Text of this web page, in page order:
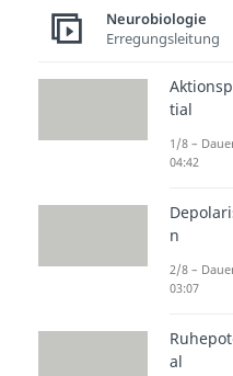
Neurobiologie
Erregungsleitung
tial
1/8 –
04:42
n
2/8 –
03:07
al